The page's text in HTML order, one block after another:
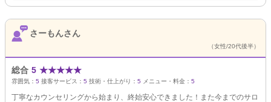
さーもんさん
（女性/20代後半）
総合 5 ★★★★★
雰囲気： 5 接客サービス： 5 技術・仕上がり： 5 メニュー・料金： 5
丁寧なカウンセリングから始まり、終始安心できました！また今までのサロ